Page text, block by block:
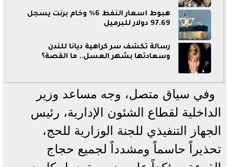
هبوط أسعار النفط 6% وخام برنت يسجل
97.69 دولار للبرميل
رسالة تكشف سر كراهية ديانا للندن
وسعادتها بشهر العسل.. ما القصة؟
وفي سياق متصل، وجه مساعد وزير
الداخلية لقطاع الشئون الإدارية، رئيس
الجهاز التنفيذي للجنة الوزارية للحج،
تحذيراً حاسماً ومشدداً لجميع حجاج